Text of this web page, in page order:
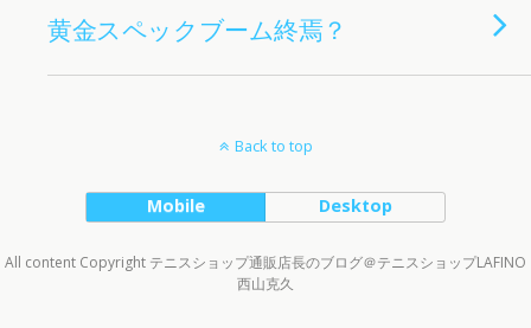
黄金スペックブーム終焉？
Back to top
Mobile Desktop
All content Copyright テニスショップ通販店長のブログ＠テニスショップLAFINO
西山克久